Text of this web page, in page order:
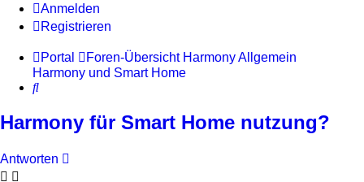
Anmelden
Registrieren
Portal Foren-Übersicht Harmony Allgemein
Harmony und Smart Home
Suche
Harmony für Smart Home nutzung?
Antworten